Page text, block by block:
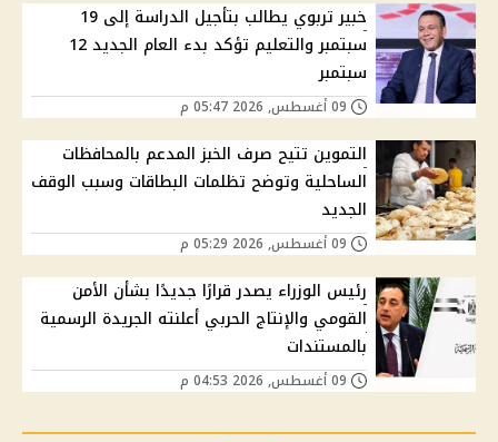
خبير تربوي يطالب بتأجيل الدراسة إلى 19
سبتمبر والتعليم تؤكد بدء العام الجديد 12
سبتمبر
التموين تتيح صرف الخبز المدعم بالمحافظات
الساحلية وتوضح تظلمات البطاقات وسبب الوقف
الجديد
رئيس الوزراء يصدر قرارًا جديدًا بشأن الأمن
القومي والإنتاج الحربي أعلنته الجريدة الرسمية
بالمستندات